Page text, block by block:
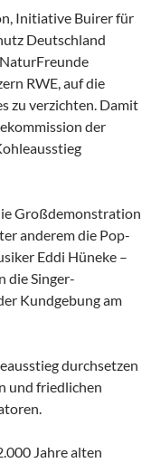
Initiative Buirer für
Deutschland
RWE, auf die
zu verzichten. Damit
der
Großdemonstration
anderem die Pop-
Eddi Hüneke –
die Singer-
Kundgebung am
durchsetzen
und friedlichen
Jahre alten